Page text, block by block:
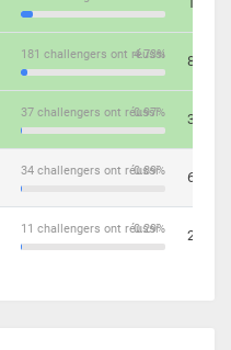
4.73%
181 challengers ont réussi 8
0.97%
37 challengers ont réussi 3
0.89%
34 challengers ont réussi 6
0.29%
11 challengers ont réussi 2